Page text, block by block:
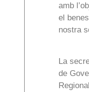
amb
el
nostra
La
de